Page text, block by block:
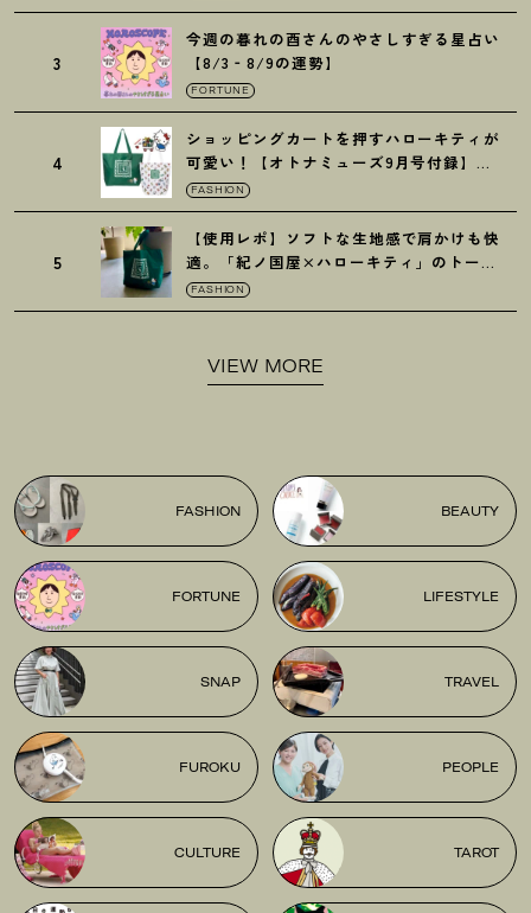
3
今週の暮れの酉さんのやさしすぎる星占い
【8/3‐8/9の運勢】
FORTUNE
4
ショッピングカートを押すハローキティが
可愛い ！
【オトナミューズ9月号付録】紀
ノ国屋バッグ
FASHION
5
【使用レポ】ソフトな生地感で肩かけも快
適。「紀ノ国屋×ハローキティ」のトート
がガシガシ使えて最高です
FASHION
VIEW MORE
FASHION BEAUTY
FORTUNE LIFESTYLE
SNAP TRAVEL
FUROKU PEOPLE
CULTURE TAROT